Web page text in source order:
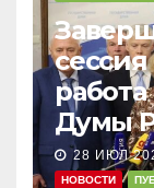
Думы
28 ИЮЛ
НОВОСТИ